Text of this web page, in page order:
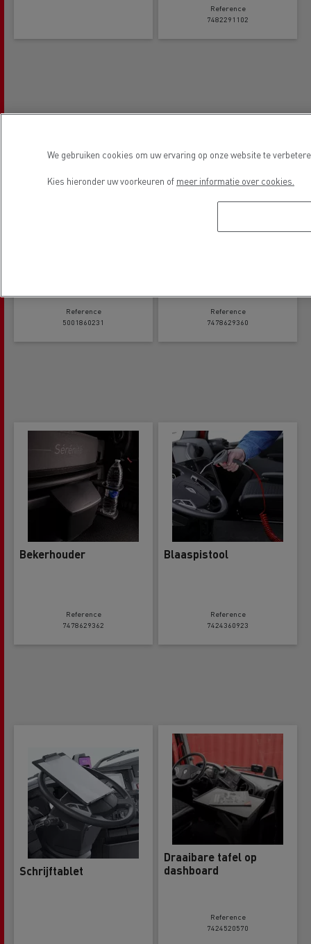
Reference
7482291102
Reference
5001860231
Reference
7478629360
Bekerhouder
Reference
7478629362
Blaaspistool
Reference
7424360923
Schrijftablet
Draaibare tafel op
dashboard
Reference
7424520570
We gebruiken cookies om uw ervaring op onze website te
Kies hieronder uw voorkeuren of meer informatie over cookies.